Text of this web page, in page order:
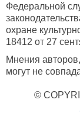
Федеральной
охране
18412 от 27
Мнения
могут не
©